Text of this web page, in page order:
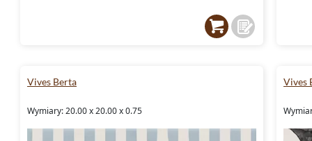
Vives Berta
Wymiary: 20.00 x 20.00 x 0.75
Vives